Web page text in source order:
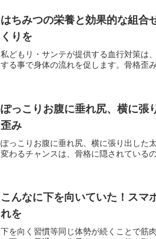
はちみつの栄養と効果的な組合
くりを
私どもリ・サンテが提供する血行対策は
する事で身体の流れを促します。骨格歪
ぽっこりお腹に垂れ尻、横に張
歪み
ぽっこりお腹に垂れ尻、横に張り出した
変わるチャンスは、骨格に隠されている
こんなに下を向いていた！スマ
れを
下を向く習慣等同じ体勢が続くことで筋